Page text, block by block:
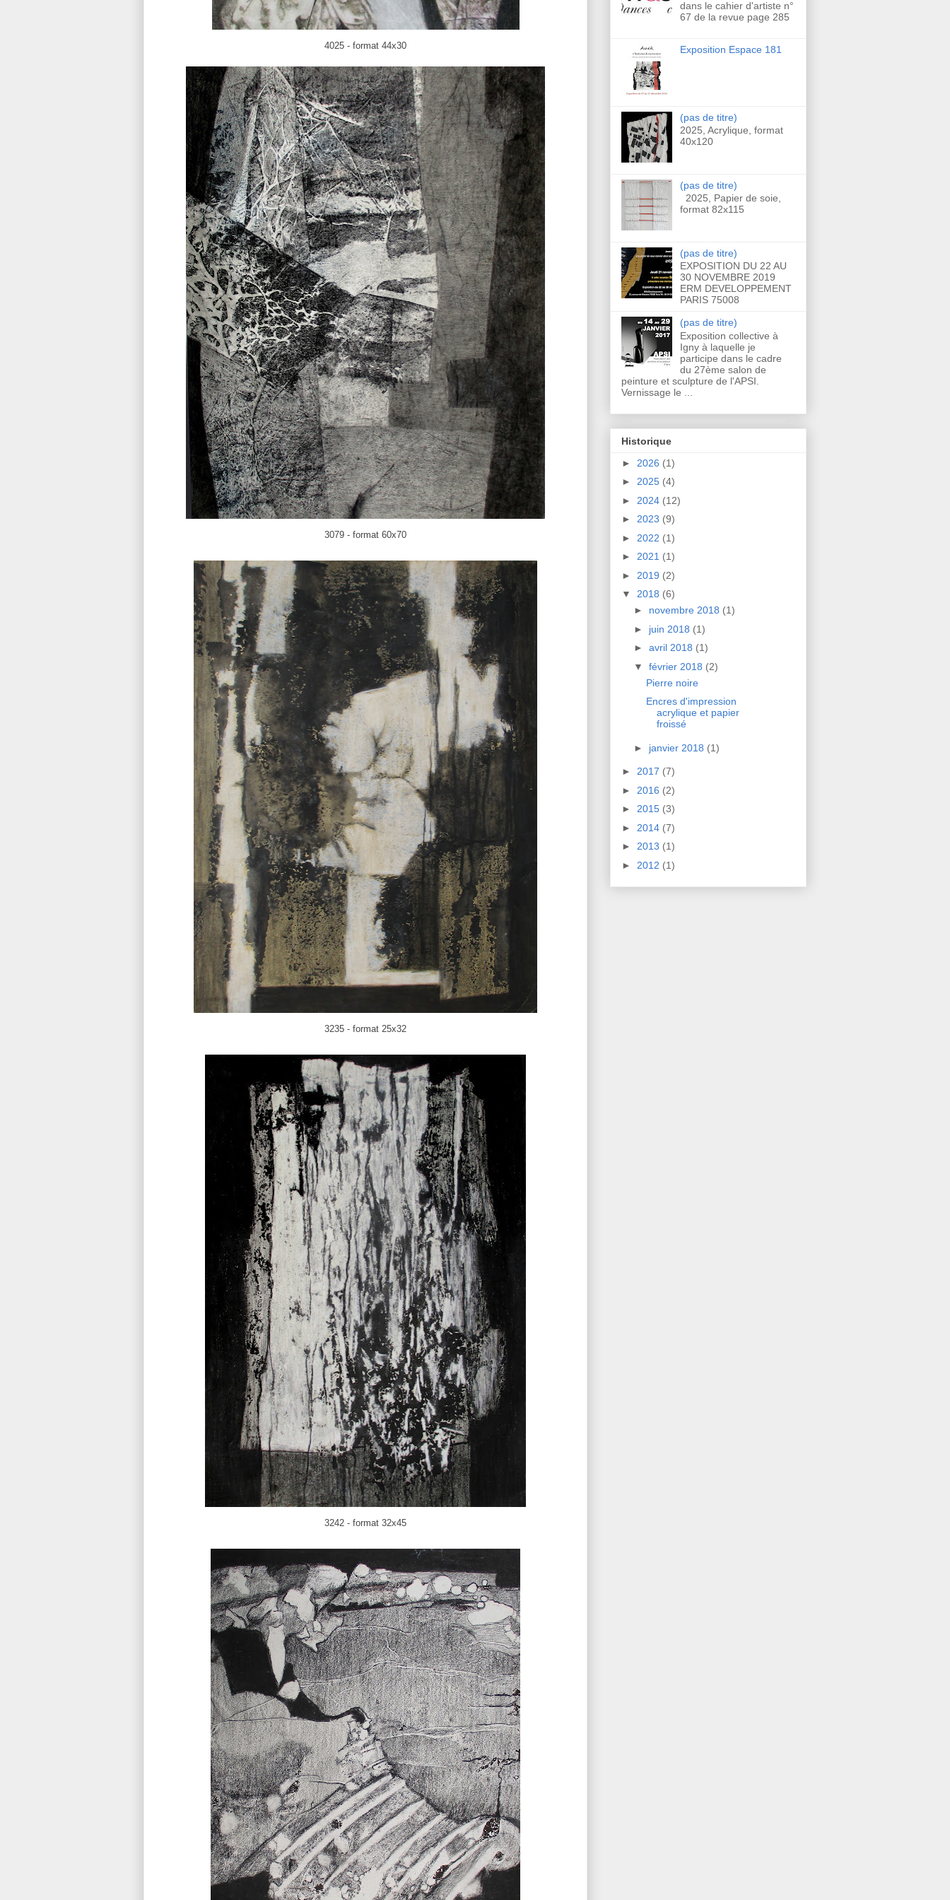
4025 - format 44x30
3079 - format 60x70
3235 - format 25x32
3242 - format 32x45
dans le cahier d'artiste n°
67 de la revue page 285
Exposition Espace 181
(pas de titre)
2025, Acrylique, format
40x120
(pas de titre)
2025, Papier de soie,
format 82x115
(pas de titre)
EXPOSITION DU 22 AU
30 NOVEMBRE 2019
ERM DEVELOPPEMENT
PARIS 75008
(pas de titre)
Exposition collective à
Igny à laquelle je
participe dans le cadre
du 27ème salon de
peinture et sculpture de l'APSI.
Vernissage le ...
Historique
► 2026 (1)
► 2025 (4)
► 2024 (12)
► 2023 (9)
► 2022 (1)
► 2021 (1)
► 2019 (2)
▼ 2018 (6)
► novembre 2018 (1)
► juin 2018 (1)
► avril 2018 (1)
▼ février 2018 (2)
Pierre noire
Encres d'impression
acrylique et papier
froissé
► janvier 2018 (1)
► 2017 (7)
► 2016 (2)
► 2015 (3)
► 2014 (7)
► 2013 (1)
► 2012 (1)